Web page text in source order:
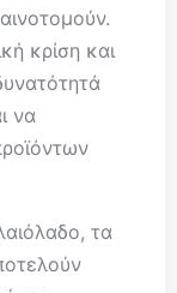
κρίση και
να
τα